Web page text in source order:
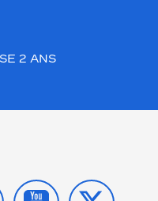
2 ANS
YOUTUBE
X